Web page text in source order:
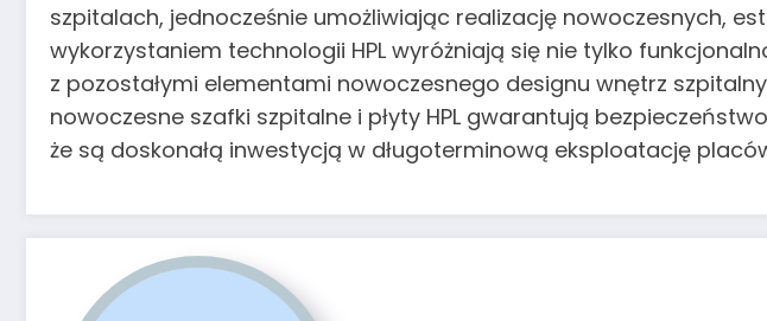
szpitalach, jednocześnie umożliwiając realizację nowoczesnych,
wykorzystaniem technologii HPL wyróżniają się nie tylko
z pozostałymi elementami nowoczesnego designu wnętrz
nowoczesne szafki szpitalne i płyty HPL gwarantują
że są doskonałą inwestycją w długoterminową eksploatację